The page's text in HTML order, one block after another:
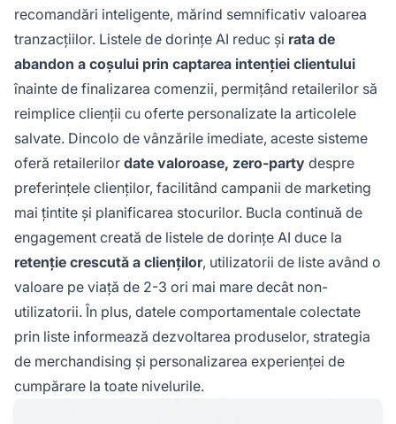
recomandări inteligente, mărind semnificativ valoarea
tranzacțiilor. Listele de dorințe AI reduc și rata de
abandon a coșului prin captarea intenției clientului
înainte de finalizarea comenzii, permițând retailerilor să
reimplice clienții cu oferte personalizate la articolele
salvate. Dincolo de vânzările imediate, aceste sisteme
oferă retailerilor date valoroase, zero-party despre
preferințele clienților, facilitând campanii de marketing
mai țintite și planificarea stocurilor. Bucla continuă de
engagement creată de listele de dorințe AI duce la
retenție crescută a clienților, utilizatorii de liste având o
valoare pe viață de 2-3 ori mai mare decât non-
utilizatorii. În plus, datele comportamentale colectate
prin liste informează dezvoltarea produselor, strategia
de merchandising și personalizarea experienței de
cumpărare la toate nivelurile.